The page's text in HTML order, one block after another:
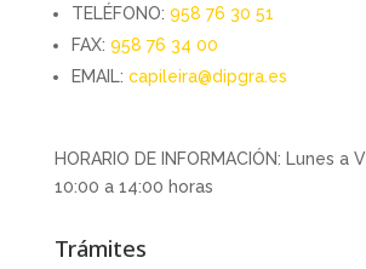
TELÉFONO: 958 76 30 51
FAX: 958 76 34 00
EMAIL: capileira@dipgra.es
HORARIO DE INFORMACIÓN: Lunes a
10:00 a 14:00 horas
Trámites